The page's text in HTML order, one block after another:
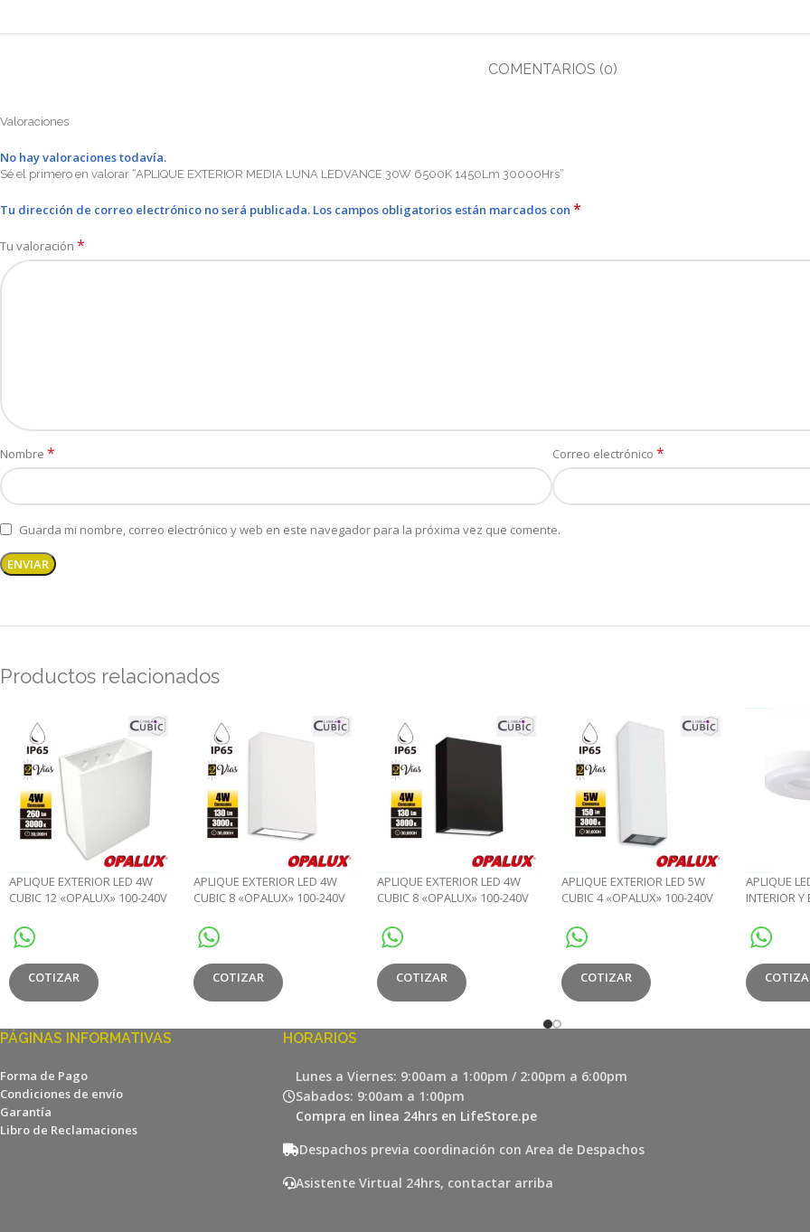
COMENTARIOS (0)
Valoraciones
No hay valoraciones todavía.
Sé el primero en valorar “APLIQUE EXTERIOR MEDIA LUNA LEDVANCE 30W 6500K 1450Lm 30000Hrs”
Tu dirección de correo electrónico no será publicada. Los campos obligatorios están marcados con *
Tu valoración *
Nombre * Correo electrónico *
Guarda mi nombre, correo electrónico y web en este navegador para la próxima vez que comente.
Productos relacionados
APLIQUE EXTERIOR LED 4W
CUBIC 12 «OPALUX» 100-240V
COTIZAR
APLIQUE EXTERIOR LED 4W
CUBIC 8 «OPALUX» 100-240V
COTIZAR
APLIQUE EXTERIOR LED 4W
CUBIC 8 «OPALUX» 100-240V
COTIZAR
APLIQUE EXTERIOR LED 5W
CUBIC 4 «OPALUX» 100-240V
COTIZAR
APLIQUE
INTERIOR Y
3000K
PÁGINAS INFORMATIVAS
Forma de Pago
Condiciones de envío
Garantía
Libro de Reclamaciones
HORARIOS
Lunes a Viernes: 9:00am a 1:00pm / 2:00pm a 6:00pm
Sabados: 9:00am a 1:00pm
Compra en linea 24hrs en LifeStore.pe
Despachos previa coordinación con Area de Despachos
Asistente Virtual 24hrs, contactar arriba